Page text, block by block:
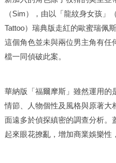
（Sim），由以「龍紋身女孩」
Tattoo）瑞典版走紅的歐蜜瑞佩
這個角色並未與兩位男主角有任
檔一同偵破此案。
華納版「福爾摩斯」雖然運用的
情節、人物個性及風格與原著大
面遠多於偵探縝密的調查分析。
起來眼花撩亂，增加商業娛樂性